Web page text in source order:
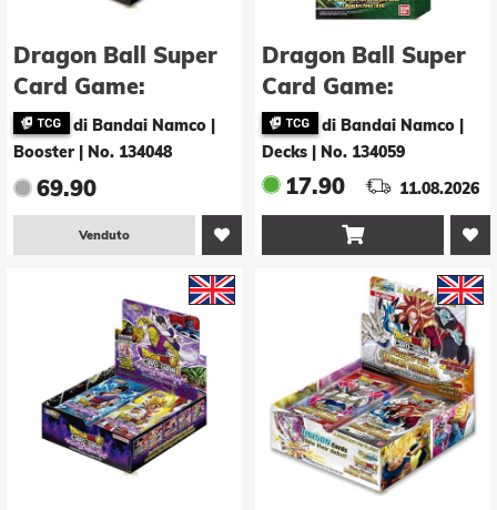
Dragon Ball Super
Card Game:
Ultimate Squad
Booster -E-
(Display - 24 Stk.)
di Bandai Namco |
Booster
No. 134048
69.90
Venduto
Dragon Ball Super
Card Game:
Ultimate Deck 2022
-E-
di Bandai Namco |
Decks
No. 134059
17.90 11.08.2026
